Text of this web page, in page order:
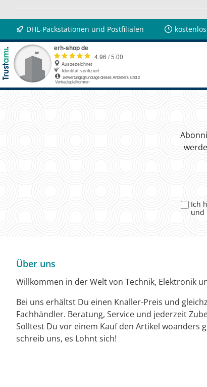
DHL-Packstationen und Postfilialen
Ich
und
Über uns
Willkommen in der Welt von Technik, Elektronik
Bei uns erhältst Du einen Knaller-Preis und
Fachhändler. Beratung, Service und jederzeit
Solltest Du vor einem Kauf den Artikel woanders
schreib uns, es Lohnt sich!